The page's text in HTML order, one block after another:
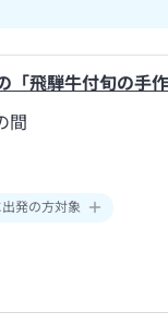
飛騨牛付旬の手
間
発の方対象